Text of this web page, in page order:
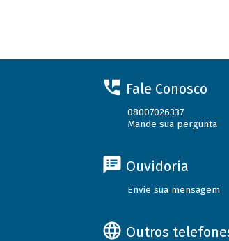
Fale Conosco
08007026337
Mande sua pergunta
Ouvidoria
Envie sua mensagem
Outros